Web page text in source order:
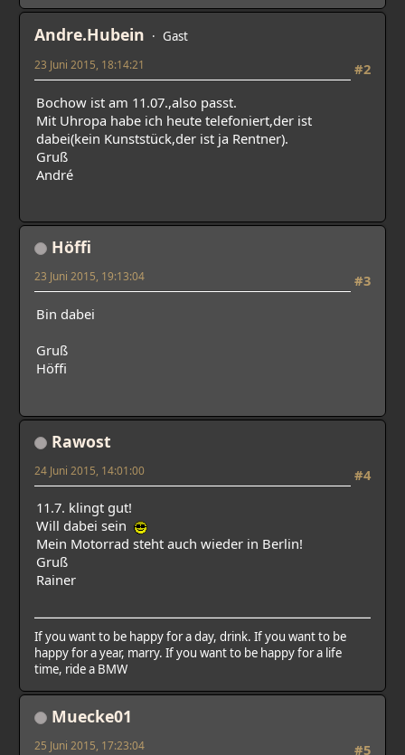
Andre.Hubein Gast
#2
23 Juni 2015, 18:14:21
Bochow ist am 11.07.,also passt.
Mit Uhropa habe ich heute telefoniert,der ist
dabei(kein Kunststück,der ist ja Rentner).
Gruß
André
Höffi
#3
23 Juni 2015, 19:13:04
Bin dabei
Gruß
Höffi
Rawost
#4
24 Juni 2015, 14:01:00
11.7. klingt gut!
Will dabei sein
Mein Motorrad steht auch wieder in Berlin!
Gruß
Rainer
If you want to be happy for a day, drink. If you want to be
happy for a year, marry. If you want to be happy for a life
time, ride a BMW
Muecke01
#5
25 Juni 2015, 17:23:04